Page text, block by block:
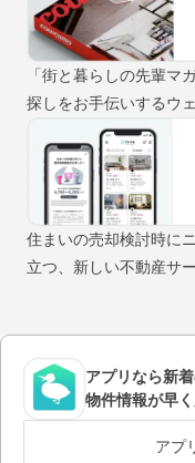
「街と暮らしの先輩マ
探しをお手伝いするウ
住まいの売却検討時に
立つ、新しい不動産サ
アプリなら新
物件情報が早く
アプ